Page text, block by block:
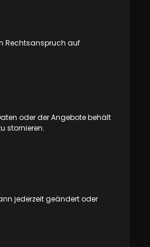
Rechtsanspruch auf
oder der Angebote behält
stornieren.
jederzeit geändert oder